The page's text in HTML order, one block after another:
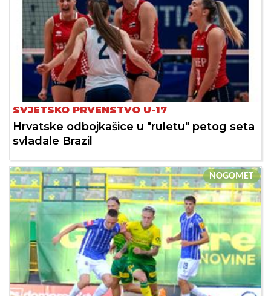
SVJETSKO PRVENSTVO U-17
Hrvatske odbojkašice u "ruletu" petog seta
svladale Brazil
NOGOMET